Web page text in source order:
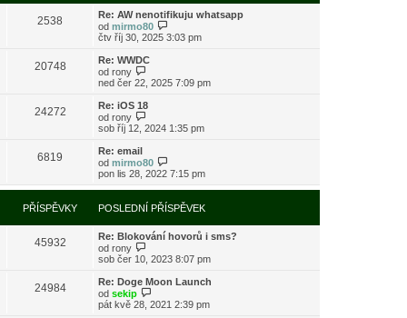
s
l
e
d
ř
í
ě
v
k
i
t
p
o
d
ř
í
p
ě
v
e
2538
Re: AW nenotifikuju whatsapp
od mirmo80
o
z
i
o
s
n
í
ř
s
p
ě
v
k
čtv říj 30, 2025 3:03 pm
20748
Re: WWDC
od rony
o
r
z
i
p
o
s
l
e
d
í
ř
s
p
ě
v
ned čer 22, 2025 7:09 pm
24272
Re: iOS 18
od rony
o
a
z
i
t
p
o
s
l
d
í
p
ř
í
sob říj 12, 2024 1:35 pm
6819
Re: email
od mirmo80
o
r
a
z
i
t
o
l
d
pon lis 28, 2022 7:15 pm
PŘÍSPĚVKY POSLEDNÍ PŘÍSPĚVEK
45932
Re: Blokování hovorů i sms?
od rony
o
r
a
z
sob čer 10, 2023 8:07 pm
24984
Re: Doge Moon Launch
od sekip
o
pát kvě 28, 2021 2:39 pm